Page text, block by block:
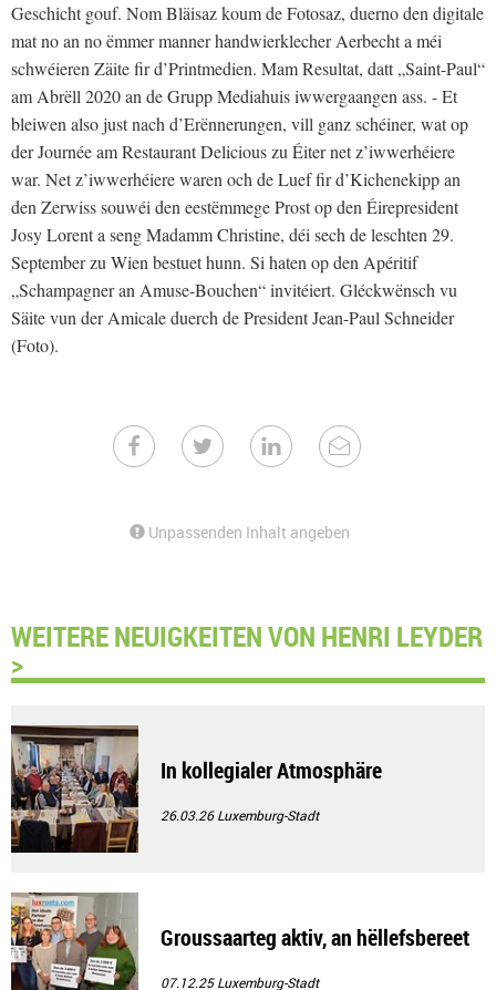
Geschicht gouf. Nom Bläisaz koum de Fotosaz, duerno den digitale
mat no an no ëmmer manner handwierklecher Aerbecht a méi
schwéieren Zäite fir d’Printmedien. Mam Resultat, datt „Saint-Paul“
am Abrëll 2020 an de Grupp Mediahuis iwwergaangen ass. - Et
bleiwen also just nach d’Erënnerungen, vill ganz schéiner, wat op
der Journée am Restaurant Delicious zu Éiter net z’iwwerhéiere
war. Net z’iwwerhéiere waren och de Luef fir d’Kichenekipp an
den Zerwiss souwéi den eestëmmege Prost op den Éirepresident
Josy Lorent a seng Madamm Christine, déi sech de leschten 29.
September zu Wien bestuet hunn. Si haten op den Apéritif
„Schampagner an Amuse-Bouchen“ invitéiert. Gléckwënsch vu
Säite vun der Amicale duerch de President Jean-Paul Schneider
(Foto).
Unpassenden Inhalt angeben
WEITERE NEUIGKEITEN VON HENRI LEYDER
>
In kollegialer Atmosphäre
26.03.26Luxemburg-Stadt
Groussaarteg aktiv, an hëllefsbereet
07.12.25Luxemburg-Stadt